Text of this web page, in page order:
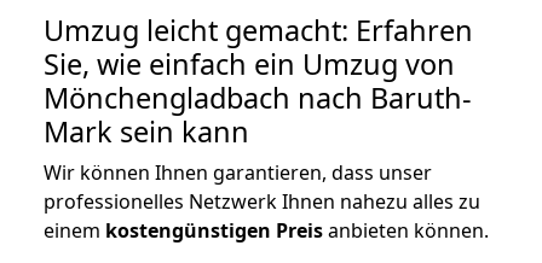
Umzug leicht gemacht: Erfahren
Sie, wie einfach ein Umzug von
Mönchengladbach nach Baruth-
Mark sein kann
Wir können Ihnen garantieren, dass unser
professionelles Netzwerk Ihnen nahezu alles zu
einem kostengünstigen Preisanbieten können.